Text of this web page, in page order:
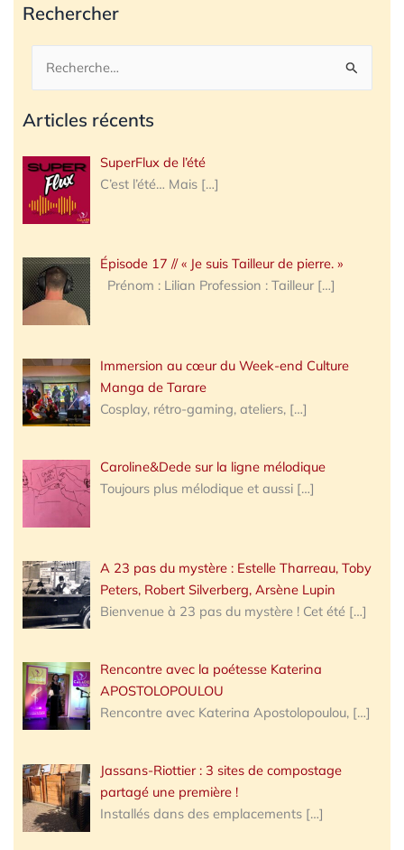
Rechercher
Rechercher :
Articles récents
SuperFlux de l’été
C’est l’été… Mais […]
Épisode 17 // « Je suis Tailleur de pierre. »
Prénom : Lilian Profession : Tailleur […]
Immersion au cœur du Week-end Culture
Manga de Tarare
Cosplay, rétro-gaming, ateliers, […]
Caroline&Dede sur la ligne mélodique
Toujours plus mélodique et aussi […]
A 23 pas du mystère : Estelle Tharreau, Toby
Peters, Robert Silverberg, Arsène Lupin
Bienvenue à 23 pas du mystère ! Cet été […]
Rencontre avec la poétesse Katerina
APOSTOLOPOULOU
Rencontre avec Katerina Apostolopoulou, […]
Jassans-Riottier : 3 sites de compostage
partagé une première !
Installés dans des emplacements […]